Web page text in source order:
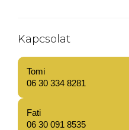
Kapcsolat
Tomi
06 30 334 8281
Fati
06 30 091 8535